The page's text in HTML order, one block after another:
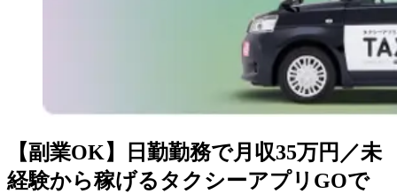
【副業OK】日勤勤務で月収35万円／未
経験から稼げるタクシーアプリGOで